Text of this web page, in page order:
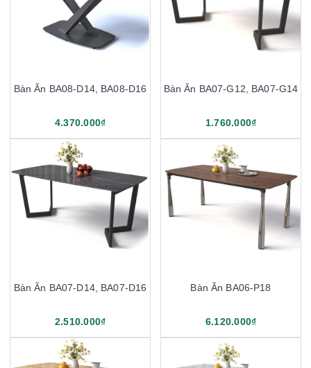
Bàn Ăn BA08-D14, BA08-D16
4.370.000₫
Bàn Ăn BA07-G12, BA07-G14
1.760.000₫
Bàn Ăn BA07-D14, BA07-D16
2.510.000₫
Bàn Ăn BA06-P18
6.120.000₫